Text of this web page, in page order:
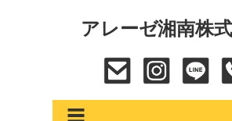
アレーゼ湘南株